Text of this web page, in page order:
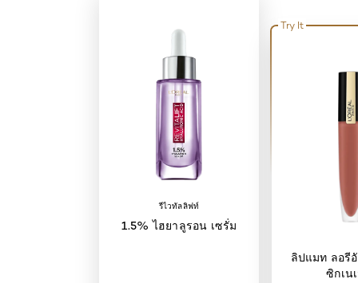
รีไวทัลลิฟท์
1.5% ไฮยาลูรอน เซรั่ม
Try It
ลิปแมท ลอรี
ซิกเน